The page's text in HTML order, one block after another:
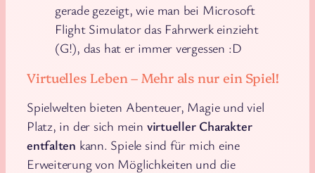
gerade gezeigt, wie man bei Microsoft
Flight Simulator das Fahrwerk einzieht
(G!), das hat er immer vergessen :D
Virtuelles Leben – Mehr als nur ein Spiel!
Spielwelten bieten Abenteuer, Magie und viel
Platz, in der sich mein virtueller Charakter
entfalten kann. Spiele sind für mich eine
Erweiterung von Möglichkeiten und die